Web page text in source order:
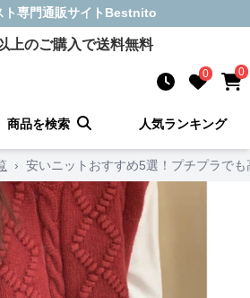
ト専門通販サイト Bestnito
上のご購入で送料無料
0 0
商品を検索 人気ランキング
› 安いニットおすすめ5選！プチプラで